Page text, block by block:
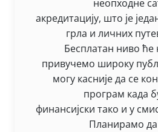
неопходне
акредитацију, што је
грла и личних
Бесплатан ниво
привучемо широку
могу касније да се
програм када
финансијски тако и у
Планирамо